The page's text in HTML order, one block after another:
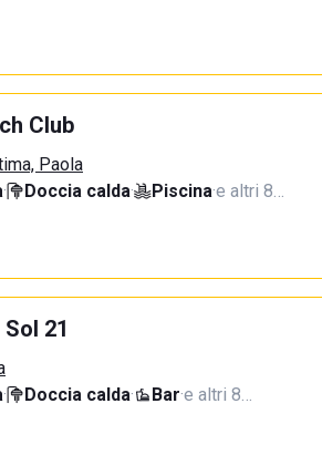
Club
Paola
· Doccia calda· Piscina·e altri 8…
21
· Doccia calda· Bar·e altri 8…